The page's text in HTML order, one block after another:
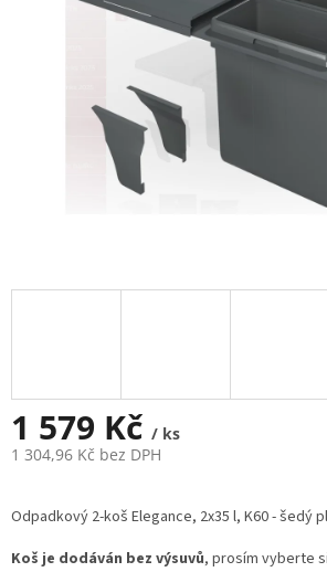
1 579 Kč / ks
1 304,96 Kč bez DPH
cena:
Odpadkový 2-koš Elegance, 2x35 l, K60 - šedý
Koš je dodáván bez výsuvů, prosím vyberte